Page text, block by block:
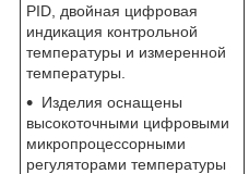
PID, двойная цифровая
индикация контрольной
температуры и измеренной
температуры.
Изделия оснащены
высокоточными цифровыми
микропроцессорными
регуляторами температуры